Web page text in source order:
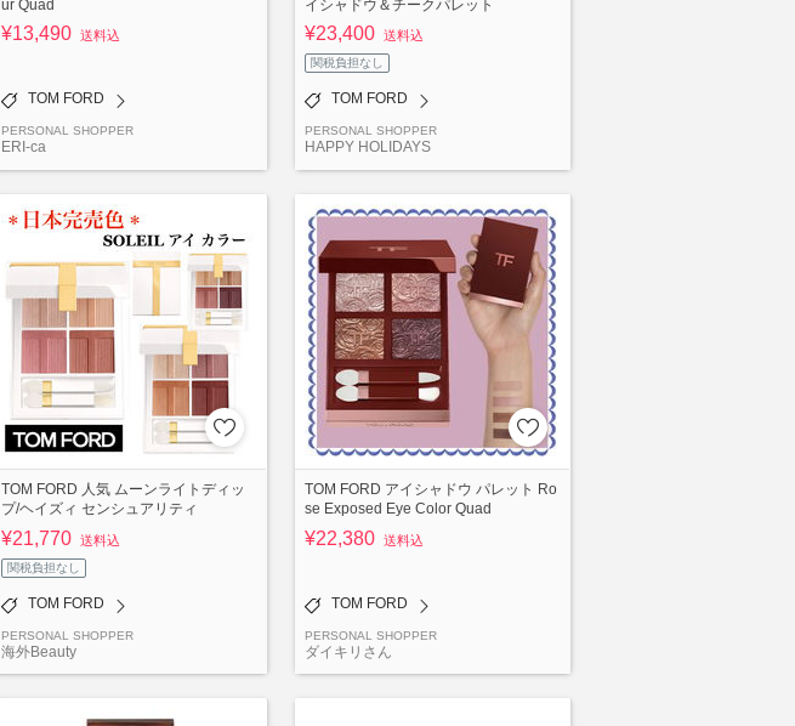
ur Quad
¥13,490 送料込
TOM FORD
PERSONAL SHOPPER
ERI-ca
イシャドウ＆チークパレット
¥23,400 送料込
関税負担なし
TOM FORD
PERSONAL SHOPPER
HAPPY HOLIDAYS
TOM FORD 人気 ムーンライトディッ
プ/ヘイズィ センシュアリティ
¥21,770 送料込
関税負担なし
TOM FORD
PERSONAL SHOPPER
海外Beauty
TOM FORD アイシャドウ パレット Ro
se Exposed Eye Color Quad
¥22,380 送料込
TOM FORD
PERSONAL SHOPPER
ダイキリさん